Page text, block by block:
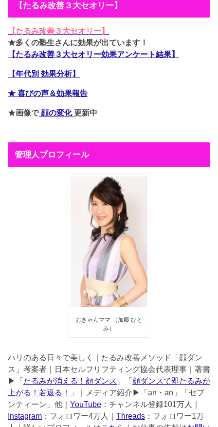
【たるみ改善３大セオリー】
【たるみ改善３大セオリー】
★多くの塾生さんに効果が出ています！
【たるみ改善３大セオリー効果アンケート結果】
【年代別 効果分析】
★ 喜びの声＆効果報告
★画像で顔の変化 更新中
管理人プロフィール
おきゃんママ （加藤 ひと
み）
ハリのある日々で美しく｜たるみ改善メソッド「顔ダン
ス」考案者｜日本セルフリフティング協会代表理事｜著書
▶︎「 たるみが消える！顔ダンス 」「 顔ダンスで即たるみが
上がる！若返る！
」｜メディア紹介▶︎「an・an」「セブ
ンティーン」他｜ YouTube ：チャンネル登録101万人｜
Instagram ：フォロワー4万人｜ Threads ：フォロワー1万